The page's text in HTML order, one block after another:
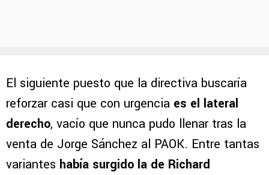
El siguiente puesto que la directiva buscaría
reforzar casi que con urgencia es el lateral
derecho, vacío que nunca pudo llenar tras la
venta de Jorge Sánchez al PAOK. Entre tantas
variantes había surgido la de Richard